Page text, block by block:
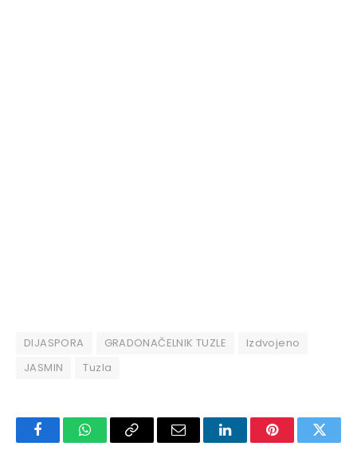
DIJASPORA GRADONAČELNIK TUZLE
Izdvojeno
JASMIN
Tuzla
FacebookWhatsAppCopy Email LinkedInPinterest